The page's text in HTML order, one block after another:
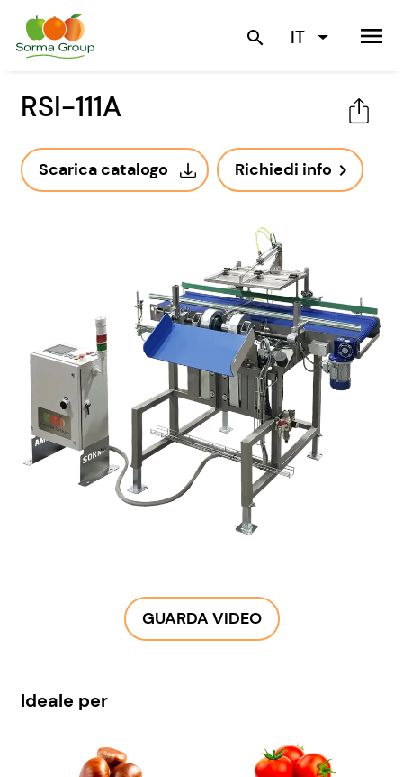
search IT menu
RSI-111A
Scarica catalogo Richiedi info navigate_next
GUARDA VIDEO
Ideale per